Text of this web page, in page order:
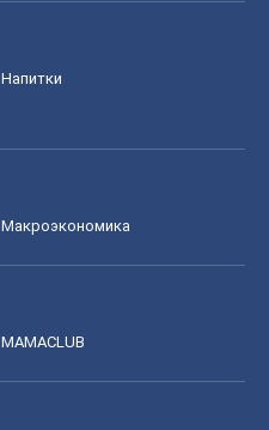
Напитки
Mакроэкономика
MAMACLUB